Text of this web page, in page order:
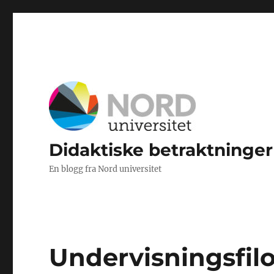
Didaktiske betraktninger
En blogg fra Nord universitet